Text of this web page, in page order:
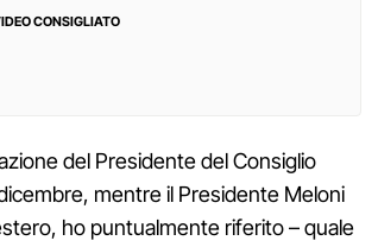
CONSIGLIATO
del Presidente del Consiglio
mentre il Presidente Meloni
ho puntualmente riferito – quale